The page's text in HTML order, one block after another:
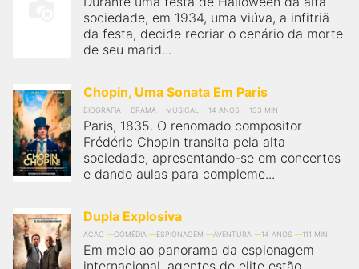
sociedade, em 1934, uma viúva, a infitriã
da festa, decide recriar o cenário da morte
de seu marid...
Chopin, Uma Sonata Em Paris
BIOGRAFIA DRAMA MUSICAL 14 ANOS 133 MIN
Paris, 1835. O renomado compositor
Frédéric Chopin transita pela alta
sociedade, apresentando-se em concertos
e dando aulas para compleme...
Dupla Explosiva
AÇÃO COMÉDIA ESPIONAGEM AVENTURA 14 ANOS 111 MIN
Em meio ao panorama da espionagem
internacional, agentes de elite estão
acessar informações sobre cinemas, horários, assistir aos
trailers e muito mais.